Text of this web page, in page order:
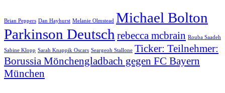
Brian Peppers Dan Hayhurst Melanie Olmstead Michael Bolton
Parkinson Deutsch rebecca mcbrain Rouba Saadeh
Sabine Klopp Sarah Knappik Oscars Seargeoh Stallone Ticker: Teilnehmer:
Borussia Mönchengladbach gegen FC Bayern
München